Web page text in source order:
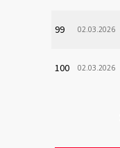
99 02.03.2026
100 02.03.2026